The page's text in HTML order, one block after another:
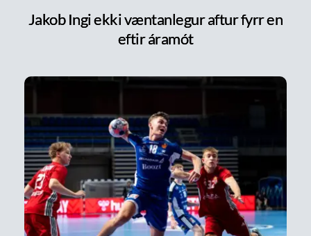
Jakob Ingi ekki væntanlegur aftur fyrr en
eftir áramót